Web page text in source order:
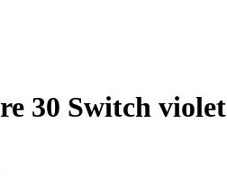
30 Switch violet